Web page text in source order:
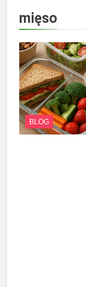
mięso
BLOG